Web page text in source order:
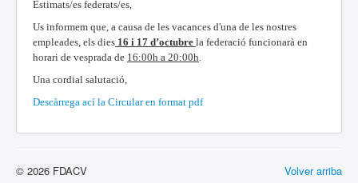
Estimats/es federats/es,
Us informem que, a causa de les vacances d'una de les nostres
empleades, els dies 16 i 17 d’octubre la federació funcionarà en
horari de vesprada de 16:00h a 20:00h
Una cordial salutació,
Descàrrega ací la Circular en format pdf
Volver arriba
© 2026 FDACV